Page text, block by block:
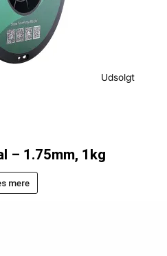
Udsolgt
– 1.75mm, 1kg
mere